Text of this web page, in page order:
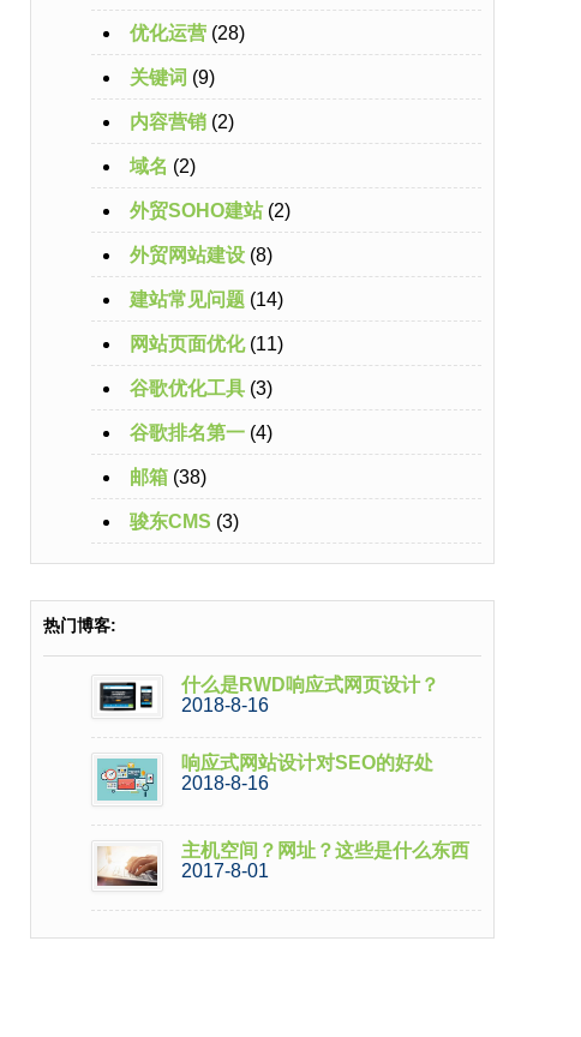
优化运营(28)
关键词 (9)
内容营销(2)
域名 (2)
外贸SOHO建站(2)
外贸网站建设(8)
建站常见问题(14)
网站页面优化(11)
谷歌优化工具(3)
谷歌排名第一(4)
邮箱(38)
骏东CMS (3)
热门博客:
什么是RWD响应式网页设计？
2018-8-16
响应式网站设计对SEO的好处
2018-8-16
主机空间？网址？这些是什么东西
2017-8-01